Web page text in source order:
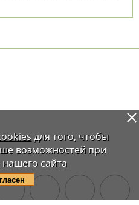
для того, чтобы
возможностей при
сайта